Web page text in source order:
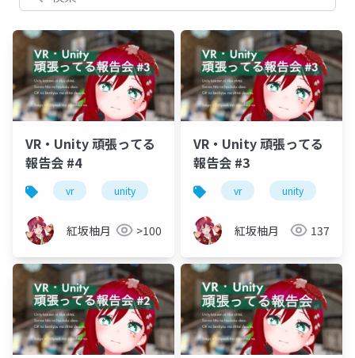
VR・Unity 頑張ってる
報告会 #4
vr unity vrchat 初心者
紅坂柚月 >100
VR・Unity 頑張ってる
報告会 #3
vr unity
紅坂柚月 137